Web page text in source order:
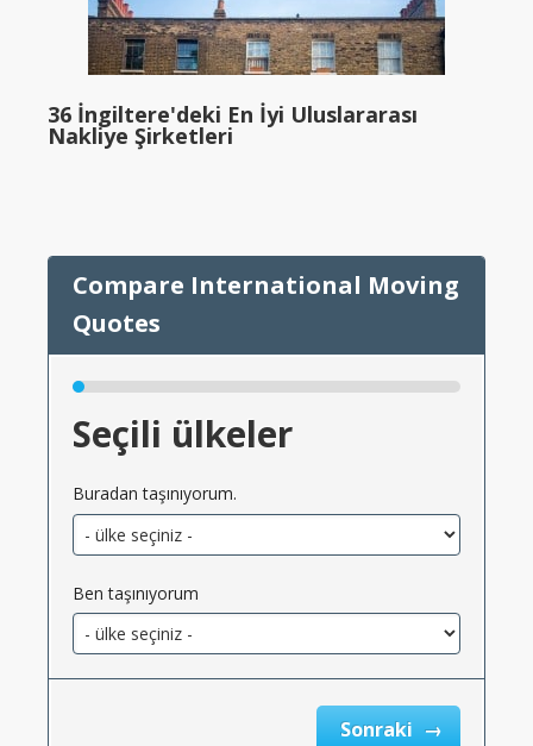
36 İngiltere'deki En İyi Uluslararası
Nakliye Şirketleri
Seçili ülkeler
Buradan taşınıyorum.
Ben taşınıyorum
Sonraki